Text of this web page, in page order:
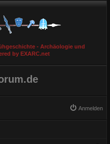
- Archäologie und
by EXARC.net
Anmelden